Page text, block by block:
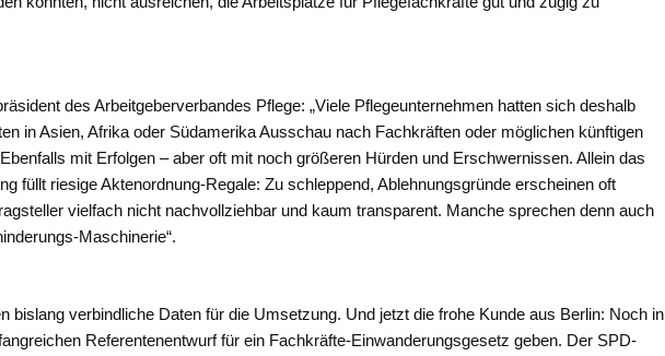
des Arbeitgeberverbandes Pflege: „Viele Pflegeunternehmen hatten sich deshalb
in Asien, Afrika oder Südamerika Ausschau nach Fachkräften oder möglichen künftigen
mit Erfolgen – aber oft mit noch größeren Hürden und Erschwernissen. Allein das
füllt riesige Aktenordnung-Regale: Zu schleppend, Ablehnungsgründe erscheinen oft
vielfach nicht nachvollziehbar und kaum transparent. Manche sprechen denn auch
Maschinerie“.
bislang verbindliche Daten für die Umsetzung. Und jetzt die frohe Kunde aus Berlin: Noch in
Referentenentwurf für ein Fachkräfte-Einwanderungsgesetz geben. Der SPD-